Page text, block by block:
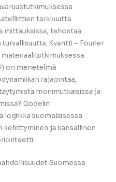
tarkkuutta
mittauksissa, tehostaa
Kvantti – Fourier
on menetelmä
rajapintaa,
monimutkaisissa ja
Gödelin
logiikka suomalaisessa
ja kansallinen
Suomessa